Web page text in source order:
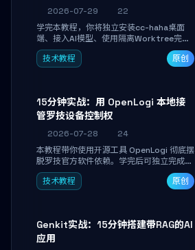
2026-07-29
22
学完本教程，你将独立安装cc-haha桌面
端、接入AI模型、使用隔离Worktree完成
真实开发任务，并通过Diff审阅面板安全落
地AI代码改写。告别终端黑盒操作，让AI在
技术教程 原创
15分钟实战：用 OpenLogi 本地接
管罗技设备控制权
2026-07-28
24
本教程带你使用开源工具 OpenLogi 彻底摆
脱罗技官方软件依赖。学完后可独立完成设
备识别、按键重映射、DPI曲线配置与
SmartShift调节，实现完全离线控制，保
技术教程 原创
Genkit实战：15分钟搭建带RAG的AI
应用